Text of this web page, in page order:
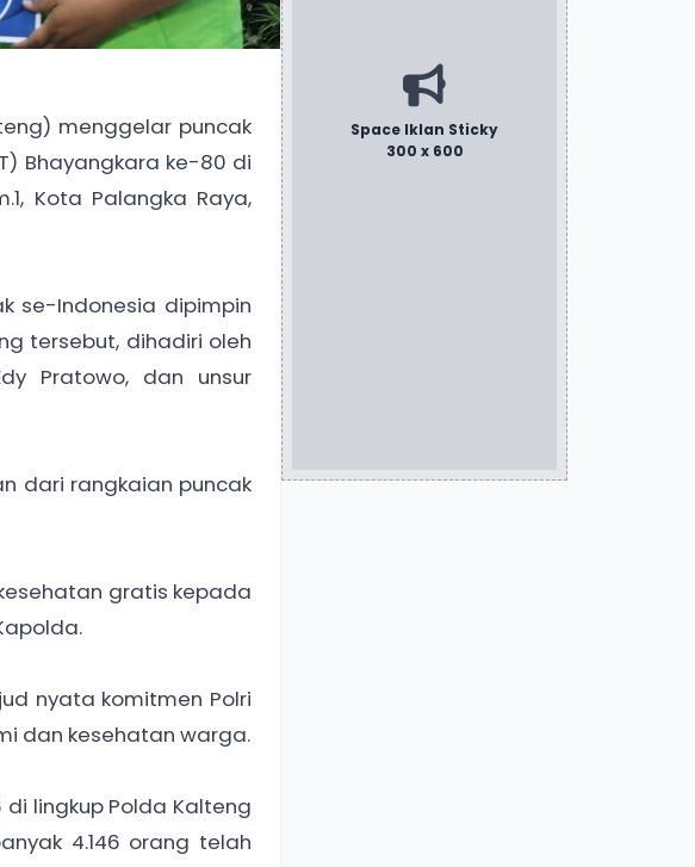
menggelar puncak
Bhayangkara ke-80 di
Kota Palangka Raya,
se-Indonesia dipimpin
tersebut, dihadiri oleh
Pratowo, dan unsur
dari rangkaian puncak
gratis kepada
nyata komitmen Polri
dan kesehatan warga.
lingkup Polda Kalteng
4.146 orang telah
Space Iklan Sticky
300 x 600